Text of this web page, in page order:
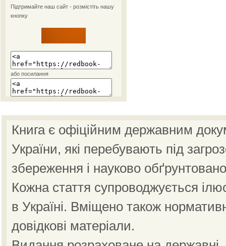
Підтримайте наш сайт - розмістіть нашу
кнопку
або посилання
Книга є офіційним державним
України, які перебувають під
збереження і науково
Кожна стаття супроводжується
в Україні. Вміщено також
довідкові матеріали.